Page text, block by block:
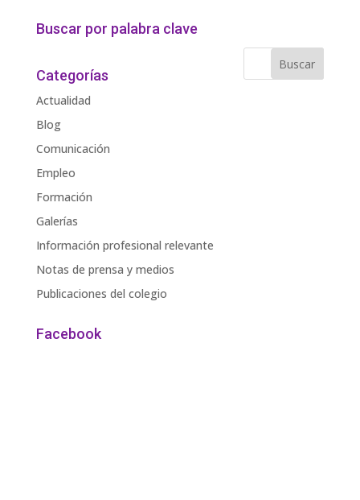
Buscar por palabra clave
Categorías
Actualidad
Blog
Comunicación
Empleo
Formación
Galerías
Información profesional relevante
Notas de prensa y medios
Publicaciones del colegio
Facebook